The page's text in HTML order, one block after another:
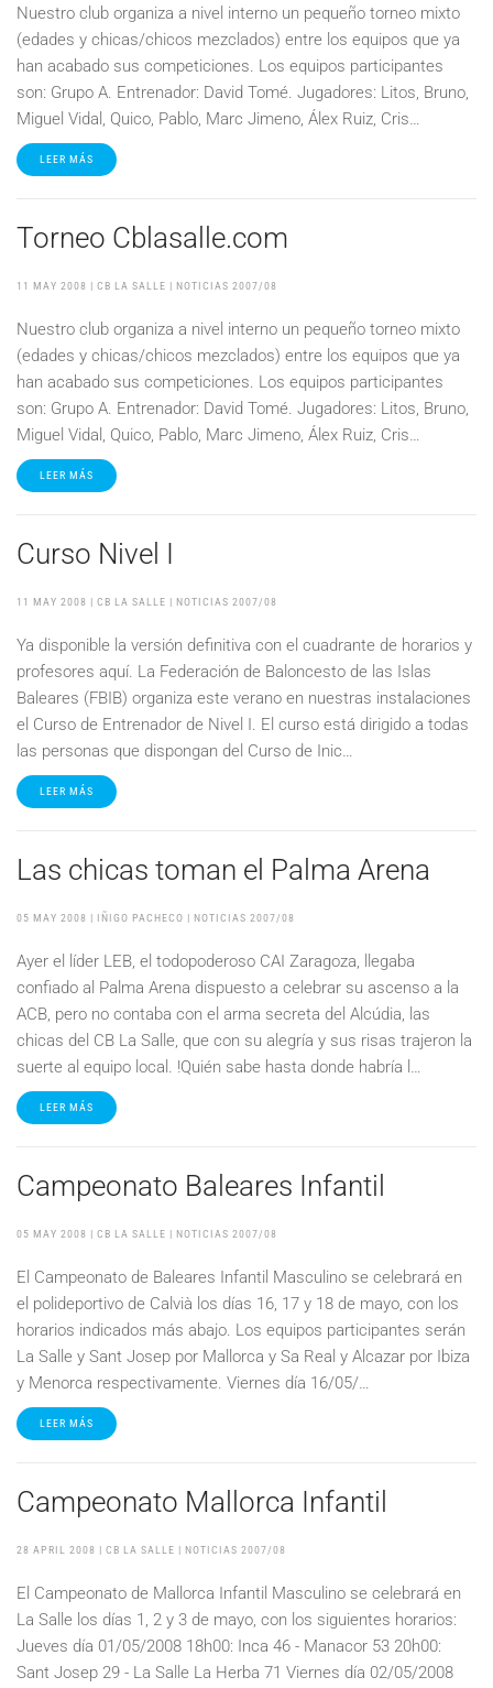
Nuestro club organiza a nivel interno un pequeño torneo mixto
(edades y chicas/chicos mezclados) entre los equipos que ya
han acabado sus competiciones. Los equipos participantes
son: Grupo A. Entrenador: David Tomé. Jugadores: Litos, Bruno,
Miguel Vidal, Quico, Pablo, Marc Jimeno, Álex Ruiz, Cris…
LEER MÁS
Torneo Cblasalle.com
11 MAY 2008 | CB LA SALLE | NOTICIAS 2007/08
Nuestro club organiza a nivel interno un pequeño torneo mixto
(edades y chicas/chicos mezclados) entre los equipos que ya
han acabado sus competiciones. Los equipos participantes
son: Grupo A. Entrenador: David Tomé. Jugadores: Litos, Bruno,
Miguel Vidal, Quico, Pablo, Marc Jimeno, Álex Ruiz, Cris…
LEER MÁS
Curso Nivel I
11 MAY 2008 | CB LA SALLE | NOTICIAS 2007/08
Ya disponible la versión definitiva con el cuadrante de horarios y
profesores aquí. La Federación de Baloncesto de las Islas
Baleares (FBIB) organiza este verano en nuestras instalaciones
el Curso de Entrenador de Nivel I. El curso está dirigido a todas
las personas que dispongan del Curso de Inic…
LEER MÁS
Las chicas toman el Palma Arena
05 MAY 2008 | IÑIGO PACHECO | NOTICIAS 2007/08
Ayer el líder LEB, el todopoderoso CAI Zaragoza, llegaba
confiado al Palma Arena dispuesto a celebrar su ascenso a la
ACB, pero no contaba con el arma secreta del Alcúdia, las
chicas del CB La Salle, que con su alegría y sus risas trajeron la
suerte al equipo local. !Quién sabe hasta donde habría l…
LEER MÁS
Campeonato Baleares Infantil
05 MAY 2008 | CB LA SALLE | NOTICIAS 2007/08
El Campeonato de Baleares Infantil Masculino se celebrará en
el polideportivo de Calvià los días 16, 17 y 18 de mayo, con los
horarios indicados más abajo. Los equipos participantes serán
La Salle y Sant Josep por Mallorca y Sa Real y Alcazar por Ibiza
y Menorca respectivamente. Viernes día 16/05/…
LEER MÁS
Campeonato Mallorca Infantil
28 APRIL 2008 | CB LA SALLE | NOTICIAS 2007/08
El Campeonato de Mallorca Infantil Masculino se celebrará en
La Salle los días 1, 2 y 3 de mayo, con los siguientes horarios:
Jueves día 01/05/2008 18h00: Inca 46 - Manacor 53 20h00:
Sant Josep 29 - La Salle La Herba 71 Viernes día 02/05/2008